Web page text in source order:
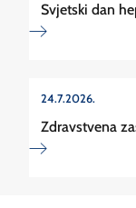
Svjetski dan
24.7.2026.
Zdravstvena